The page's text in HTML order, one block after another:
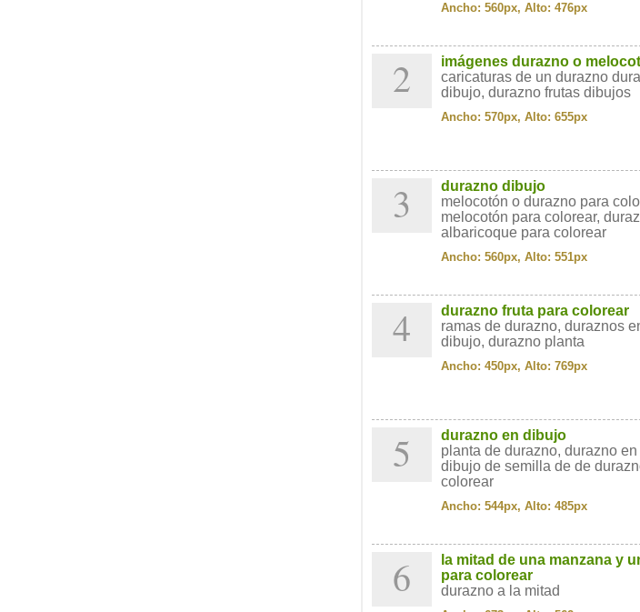
Ancho: 560px, Alto: 476px
2
imágenes durazno o
caricaturas de un durazno
dibujo, durazno frutas dibujos
Ancho: 570px, Alto: 655px
3
durazno dibujo
melocotón o durazno para
melocotón para colorear,
albaricoque para colorear
Ancho: 560px, Alto: 551px
4
durazno fruta para colorear
ramas de durazno, duraznos
dibujo, durazno planta
Ancho: 450px, Alto: 769px
5
durazno en dibujo
planta de durazno, durazno
dibujo de semilla de de
colorear
Ancho: 544px, Alto: 485px
6
la mitad de una manzana y
para colorear
durazno a la mitad